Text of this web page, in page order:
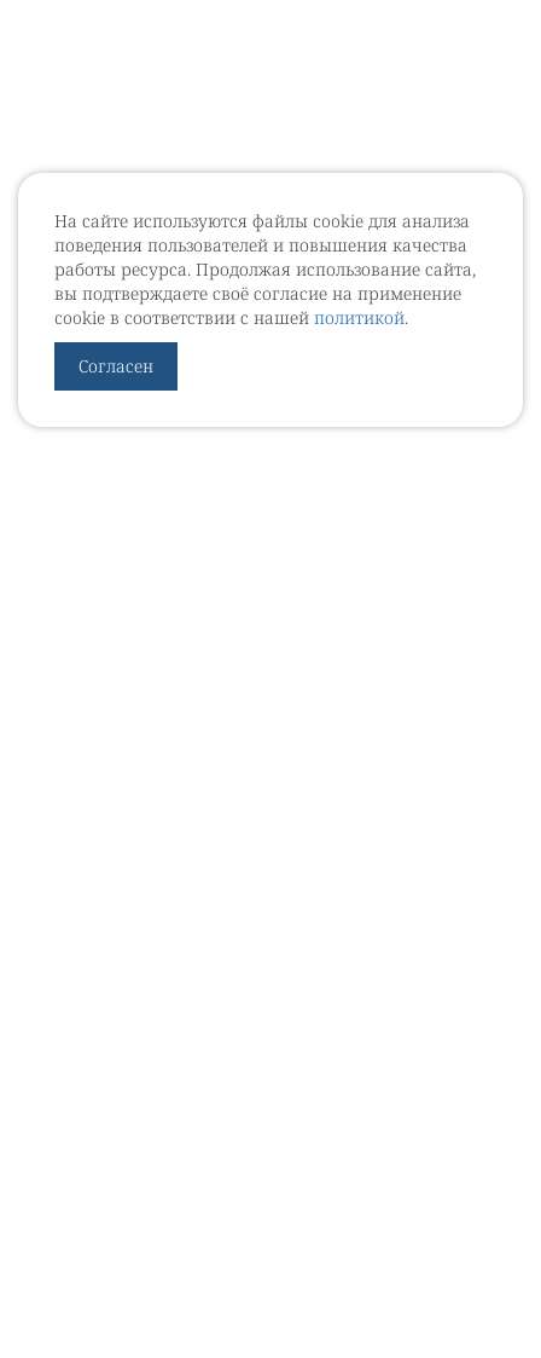
На сайте используются файлы cookie для анализа
поведения пользователей и повышения качества
работы ресурса. Продолжая использование сайта,
вы подтверждаете своё согласие на применение
cookie в соответствии с нашей политикой.
Согласен